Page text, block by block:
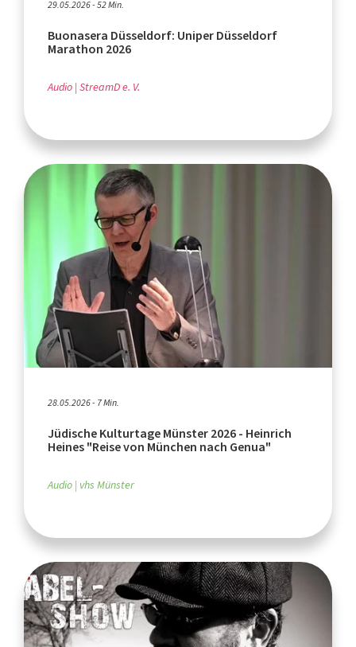
29.05.2026 - 52 Min.
Buonasera Düsseldorf: Uniper Düsseldorf
Marathon 2026
Audio StreamD e. V.
28.05.2026 - 7 Min.
Jüdische Kulturtage Münster 2026 - Heinrich
Heines "Reise von München nach Genua"
Audio vhs Münster